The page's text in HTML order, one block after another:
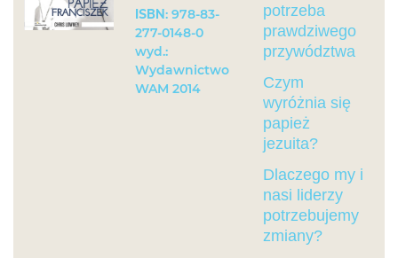
ISBN: 978-83-
277-0148-0
wyd.:
Wydawnictwo
WAM 2014
potrzeba
prawdziwego
przywództwa
Czym
wyróżnia się
papież
jezuita?
Dlaczego my i
nasi liderzy
potrzebujemy
zmiany?